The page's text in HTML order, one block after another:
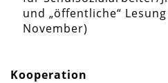
und „öffentliche“
November)
Kooperation